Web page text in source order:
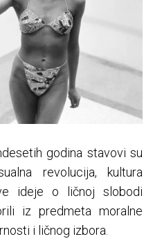
godina stavovi su
revolucija, kultura
ideje o ličnoj slobodi
iz predmeta moralne
i ličnog izbora.